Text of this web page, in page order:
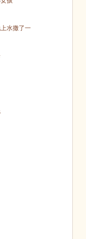
水撒了一